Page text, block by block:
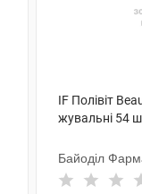
IF Полівіт
жувальні 54
Байоділ
Індія